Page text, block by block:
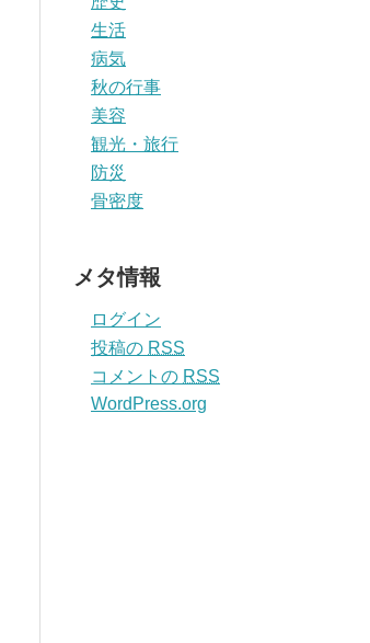
生活
病気
秋の行事
美容
観光・旅行
防災
骨密度
メタ情報
ログイン
投稿の RSS
コメントの RSS
WordPress.org